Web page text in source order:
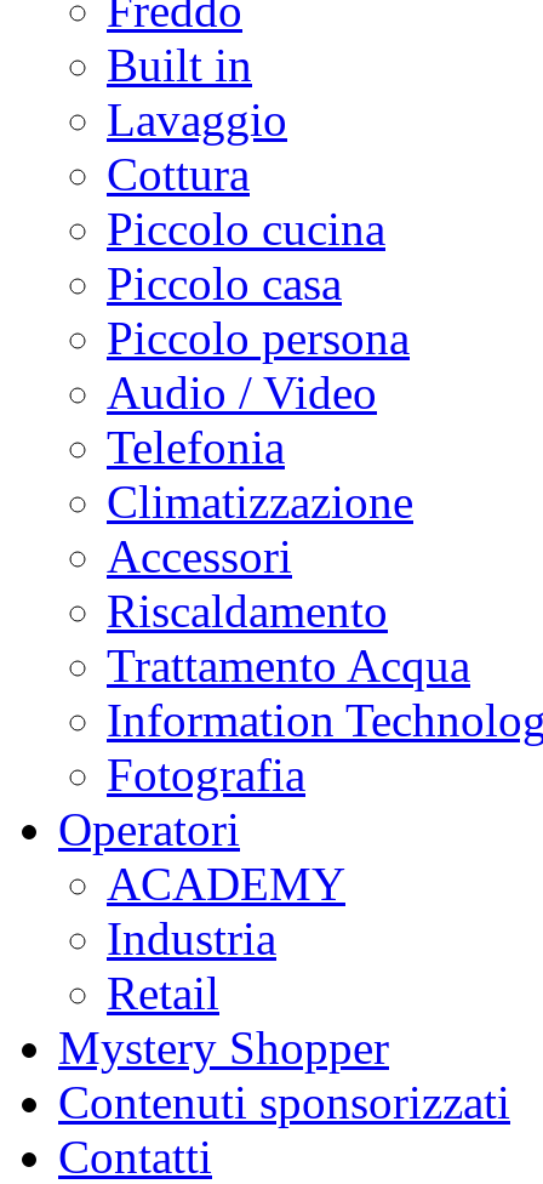
Built in
Lavaggio
Cottura
Piccolo cucina
Piccolo casa
Piccolo persona
Audio / Video
Telefonia
Climatizzazione
Accessori
Riscaldamento
Trattamento Acqua
Information
Fotografia
Operatori
ACADEMY
Industria
Retail
Mystery Shopper
Contenuti sponsorizzati
Contatti